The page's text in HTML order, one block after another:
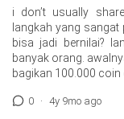
i don’t usually
langkah yang
bisa jadi bernilai?
banyak orang.
bagikan 100.000 coin
0 · 4y 9mo ago